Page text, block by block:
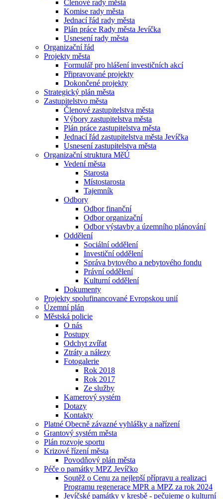
Členové rady města
Komise rady města
Jednací řád rady města
Plán práce Rady města Jevíčka
Usnesení rady města
Organizační řád
Projekty města
Formulář pro hlášení investičních akcí
Připravované projekty
Dokončené projekty
Strategický plán města
Zastupitelstvo města
Členové zastupitelstva města
Výbory zastupitelstva města
Plán práce zastupitelstva města
Jednací řád zastupitelstva města Jevíčka
Usnesení zastupitelstva města
Organizační struktura MěÚ
Vedení města
Starosta
Místostarosta
Tajemník
Odbory
Odbor finanční
Odbor organizační
Odbor výstavby a územního plánování
Oddělení
Sociální oddělení
Investiční oddělení
Správa bytového a nebytového fondu
Právní oddělení
Kulturní oddělení
Dokumenty
Projekty spolufinancované Evropskou unií
Územní plán
Městská policie
O nás
Postupy
Odchyt zvířat
Ztráty a nálezy
Fotogalerie
Rok 2018
Rok 2017
Ze služby
Kamerový systém
Dotazy
Kontakty
Platné Obecně závazné vyhlášky a nařízení
Grantový systém města
Plán rozvoje sportu
Krizové řízení města
Povodňový plán města
Péče o památky MPZ Jevíčko
Soutěž o Cenu za nejlepší přípravu a realizaci
Programu regenerace MPR a MPZ za rok 2024
Jevíčské památky v kresbě - pečujeme o kulturní